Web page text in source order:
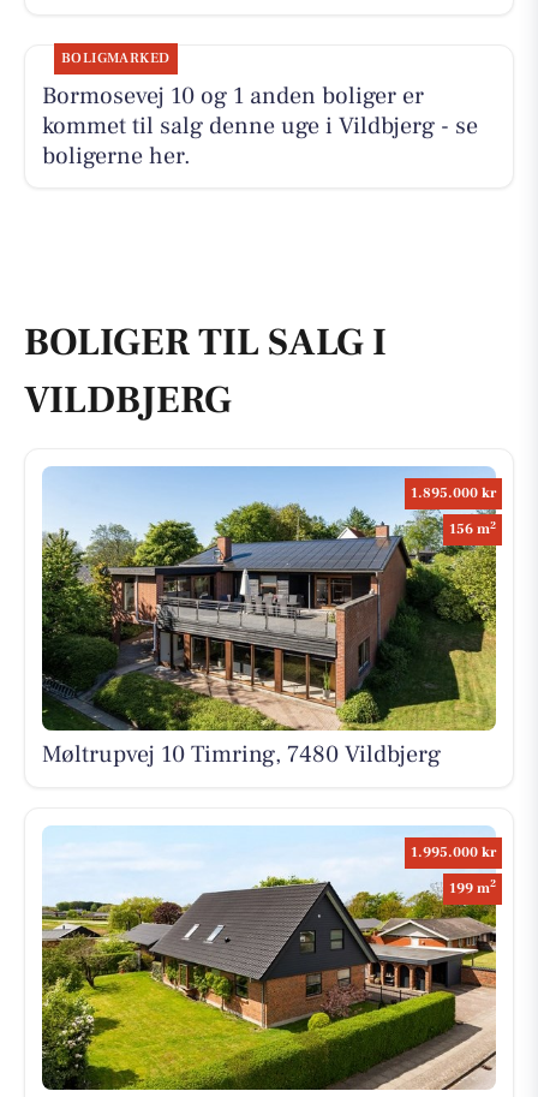
BOLIGMARKED
Bormosevej 10 og 1 anden boliger er
kommet til salg denne uge i Vildbjerg - se
boligerne her.
BOLIGER TIL SALG I
VILDBJERG
1.895.000 kr
156 m2
Møltrupvej 10 Timring, 7480 Vildbjerg
1.995.000 kr
199 m2